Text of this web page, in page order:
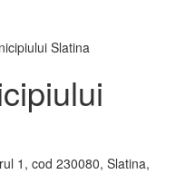
1, cod 230080, Slatina,